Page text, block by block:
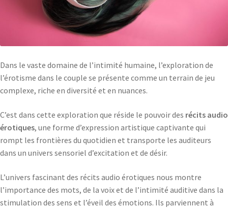
Dans le vaste domaine de l’intimité humaine, l’exploration de
l’érotisme dans le couple se présente comme un terrain de jeu
complexe, riche en diversité et en nuances.
C’est dans cette exploration que réside le pouvoir des récits audio
érotiques, une forme d’expression artistique captivante qui
rompt les frontières du quotidien et transporte les auditeurs
dans un univers sensoriel d’excitation et de désir.
L’univers fascinant des récits audio érotiques nous montre
l’importance des mots, de la voix et de l’intimité auditive dans la
stimulation des sens et l’éveil des émotions. Ils parviennent à